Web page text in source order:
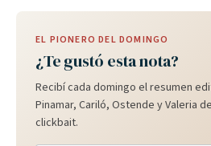
EL PIONERO DEL DOMINGO
¿Te gustó esta nota?
Recibí cada domingo el resumen
Pinamar, Cariló, Ostende y Valeria
clickbait.